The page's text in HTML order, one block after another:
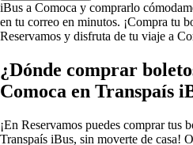
iBus a Comoca y comprarlo
en tu correo en minutos. ¡Compra tu
Reservamos y disfruta de tu viaje a
¿Dónde comprar
Comoca en Transpaís
¡En Reservamos puedes comprar tus
Transpaís iBus, sin moverte de casa!